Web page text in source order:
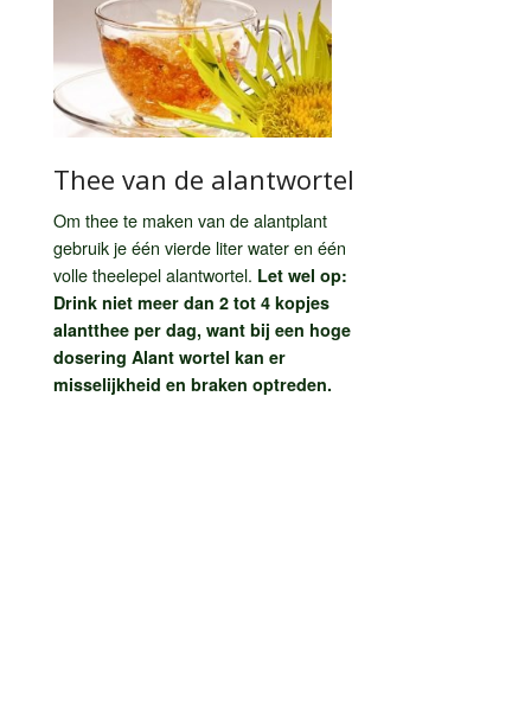
Thee van de alantwortel
Om thee te maken van de alantplant
gebruik je één vierde liter water en één
volle theelepel alantwortel. Let wel op:
Drink niet meer dan 2 tot 4 kopjes
alantthee per dag, want bij een hoge
dosering Alant wortel kan er
misselijkheid en braken optreden.